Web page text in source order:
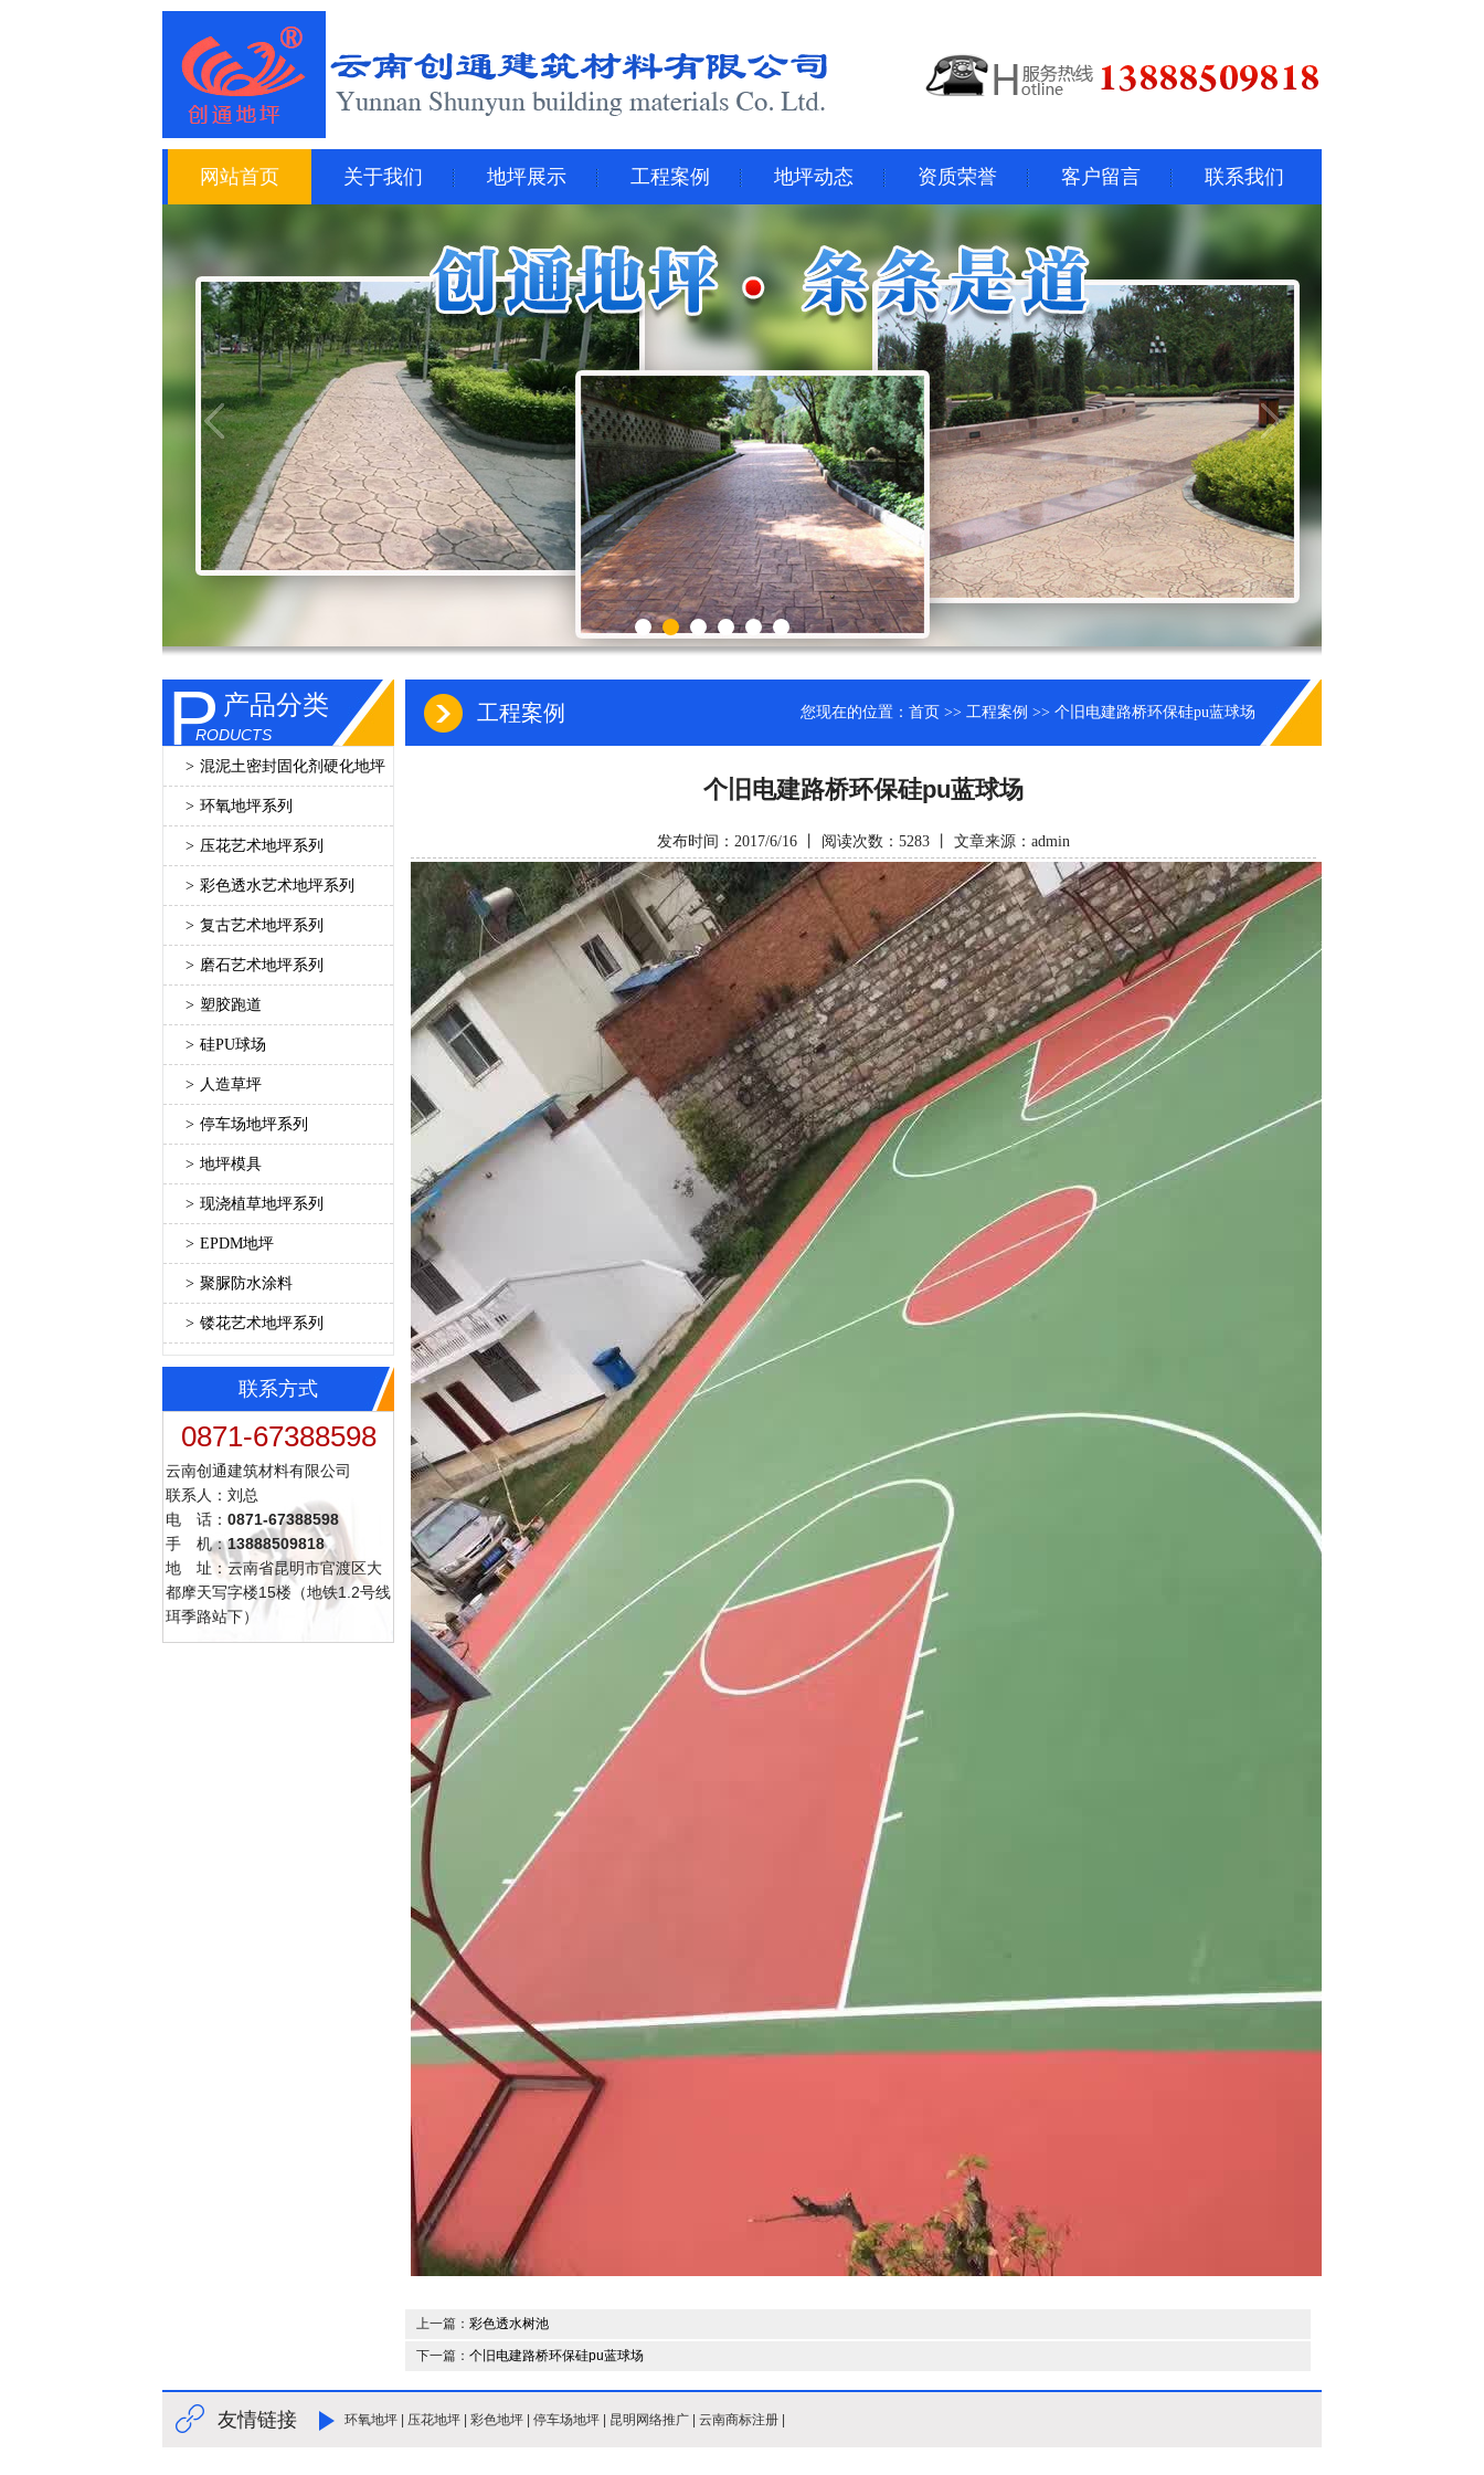
网站首页 关于我们 地坪展示 工程案例 地坪动态 资质荣誉 客户留言 联系我们
P产品分类
RODUCTS
> 混泥土密封固化剂硬化地坪
> 环氧地坪系列
> 压花艺术地坪系列
> 彩色透水艺术地坪系列
> 复古艺术地坪系列
> 磨石艺术地坪系列
> 塑胶跑道
> 硅PU球场
> 人造草坪
> 停车场地坪系列
> 地坪模具
> 现浇植草地坪系列
> EPDM地坪
> 聚脲防水涂料
> 镂花艺术地坪系列
联系方式
0871-67388598
云南创通建筑材料有限公司
联系人：刘总
电 话： 0871-67388598
手 机：13888509818
地 址：云南省昆明市官渡区大
都摩天写字楼15楼（地铁1.2号线
珥季路站下）
您现在的位置： 首页 >> 工程案例 >> 个旧电建路桥环保硅pu蓝球场
工程案例
个旧电建路桥环保硅pu蓝球场
发布时间：2017/6/16 丨 阅读次数：5283 丨 文章来源：admin
上一篇： 彩色透水树池
下一篇： 个旧电建路桥环保硅pu蓝球场
友情链接 环氧地坪 压花地坪 彩色地坪 停车场地坪 昆明网络推广 云南商标注册